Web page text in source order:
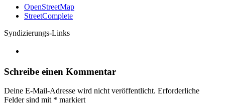
OpenStreetMap
StreetComplete
Syndizierungs-Links
Schreibe einen Kommentar
Deine E-Mail-Adresse wird nicht veröffentlicht. Erforderliche
Felder sind mit * markiert